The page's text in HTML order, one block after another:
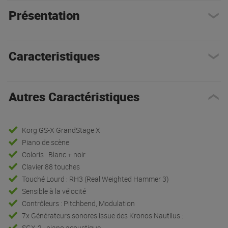
Présentation
Caracteristiques
Autres Caractéristiques
Korg GS-X GrandStage X
Piano de scène
Coloris : Blanc + noir
Clavier 88 touches
Touché Lourd : RH3 (Real Weighted Hammer 3)
Sensible à la vélocité
Contrôleurs : Pitchbend, Modulation
7x Générateurs sonores issue des Kronos Nautilus :